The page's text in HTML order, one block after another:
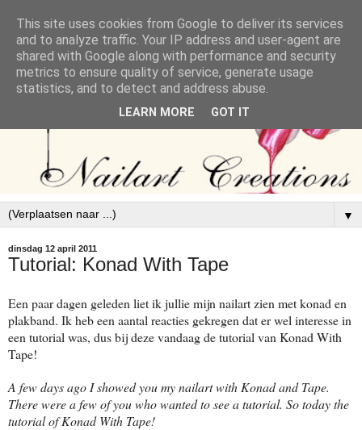
▼
dinsdag 12 april 2011
Tutorial: Konad With Tape
Een paar dagen geleden liet ik jullie mijn nailart zien met konad en
plakband. Ik heb een aantal reacties gekregen dat er wel interesse in
een tutorial was, dus bij deze vandaag de tutorial van Konad With
Tape!
A few days ago I showed you my nailart with Konad and Tape.
There were a few of you who wanted to see a tutorial. So today the
tutorial of Konad With Tape!
This site uses cookies from Google to deliver its services
and to analyze traffic. Your IP address and user-agent are
shared with Google along with performance and security
metrics to ensure quality of service, generate usage
statistics, and to detect and address abuse.
LEARN MORE GOT IT